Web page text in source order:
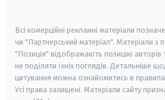
Всі комерційні рекламні матеріали
чи "Партнерський матеріал". Матеріали з
"Позиція" відображають позицію авторів
не поділяти їхніх поглядів. Детальніше
цитування можна ознайомитись в
Усі права захищені. Матеріали сайту